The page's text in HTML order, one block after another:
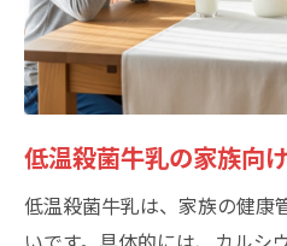
低温殺菌牛乳の家族向
低温殺菌牛乳は、家族の健康